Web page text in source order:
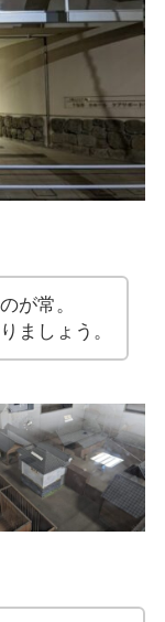
が常。
ましょう。